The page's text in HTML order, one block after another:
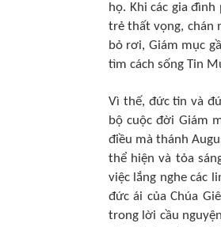
họ. Khi các gia
trẻ thất vọng, chán
bỏ rơi, Giám mục
tìm cách sống Tin
Vì thế, đức tin và
bộ cuộc đời Giám
điều mà thánh
thể hiện và tỏa
việc lắng nghe các
đức ái của Chúa
trong lời cầu